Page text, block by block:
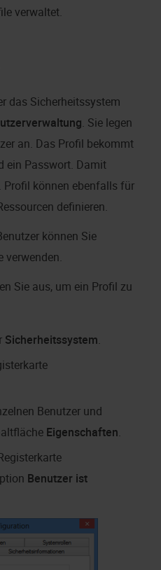
verwaltet.
das Sicherheitssystem
. Sie legen
an. Das Profil bekommt
ein Passwort. Damit
Profil können ebenfalls für
definieren.
können Sie
verwenden.
Sie aus, um ein Profil zu
Sicherheitssystem.
Benutzer und
Eigenschaften.
Benutzer ist